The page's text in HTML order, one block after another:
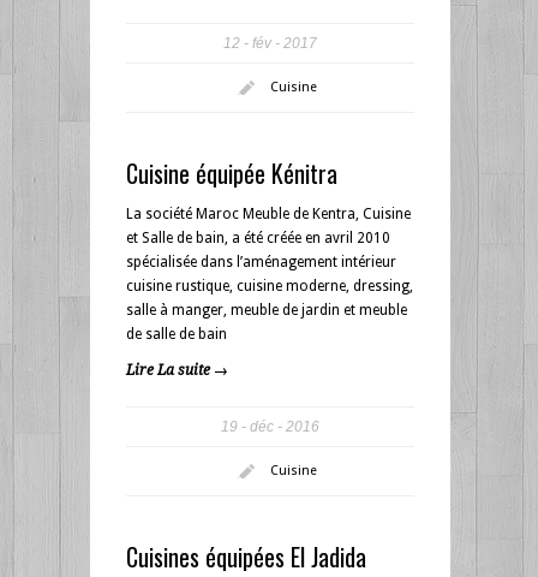
12 fév 2017
Cuisine
Cuisine équipée Kénitra
La société Maroc Meuble de Kentra, Cuisine
et Salle de bain, a été créée en avril 2010
spécialisée dans l’aménagement intérieur
cuisine rustique, cuisine moderne, dressing,
salle à manger, meuble de jardin et meuble
de salle de bain
Lire La suite →
19 déc 2016
Cuisine
Cuisines équipées El Jadida